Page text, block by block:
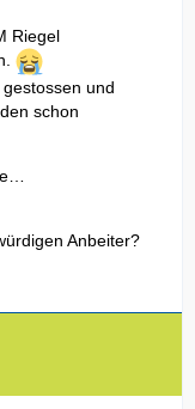
Riegel
und
schon
Anbeiter?